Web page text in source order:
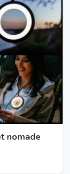
nomade